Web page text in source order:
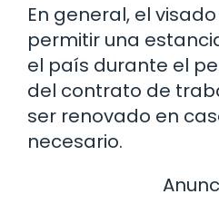
En general, el
permitir una
el país durante el
del contrato de
ser renovado en
necesario.